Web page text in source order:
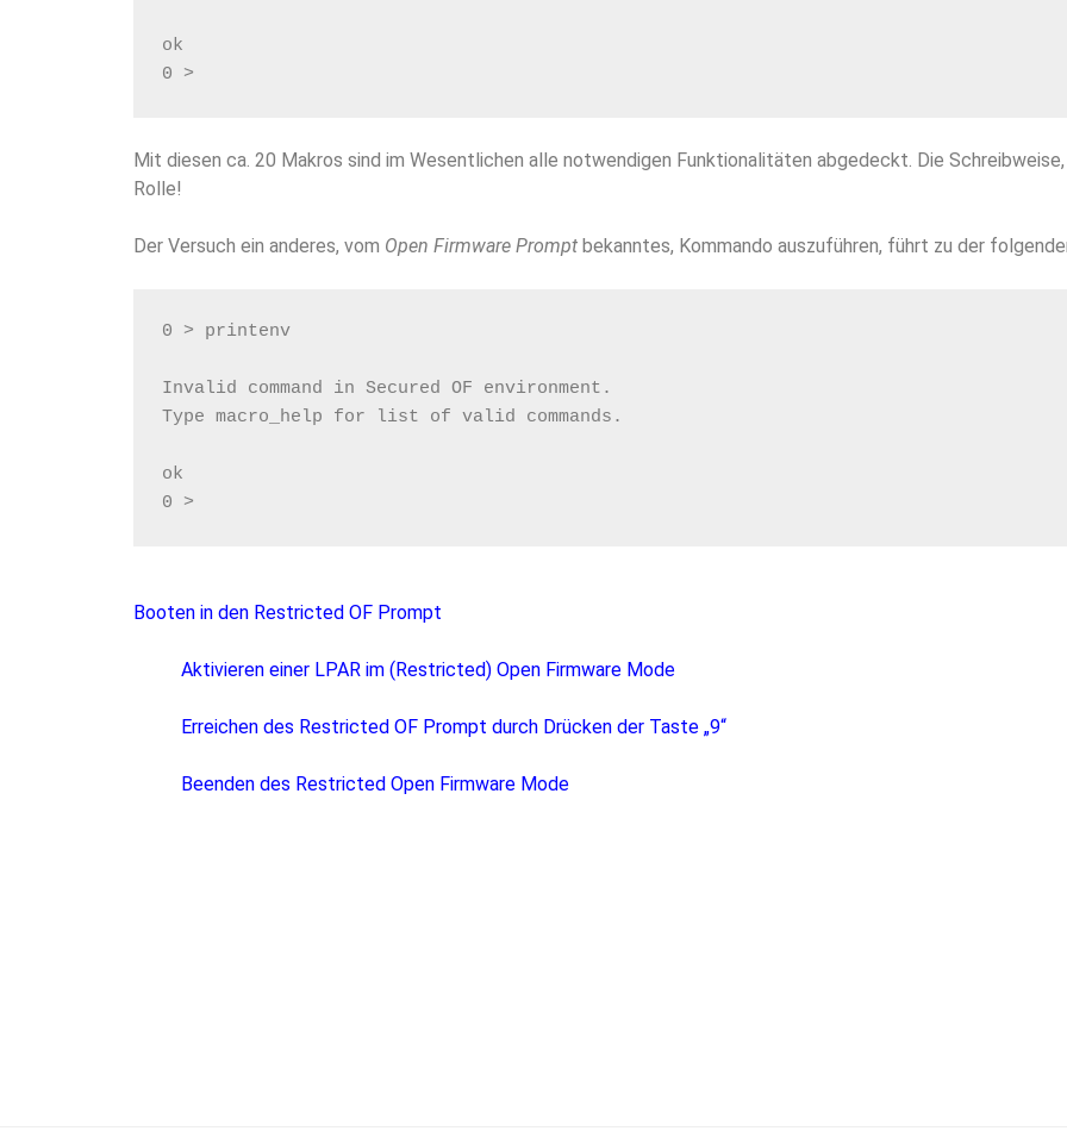
ok
0 >
Mit diesen ca. 20 Makros sind im Wesentlichen alle notwendigen Funktionalitäten abgedeckt. Die
Rolle!
Der Versuch ein anderes, vom Open Firmware Prompt bekanntes, Kommando auszuführen, führt zu der
0 > printenv
Invalid command in Secured OF environment.
Type macro_help for list of valid commands.
ok
0 >
Booten in den Restricted OF Prompt
Aktivieren einer LPAR im (Restricted) Open Firmware Mode
Erreichen des Restricted OF Prompt durch Drücken der Taste „9“
Beenden des Restricted Open Firmware Mode